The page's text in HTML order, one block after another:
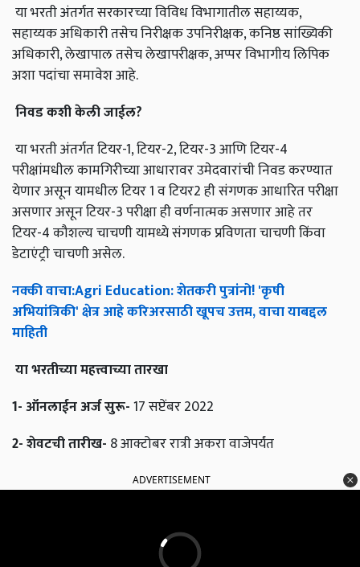
या भरती अंतर्गत सरकारच्या विविध विभागातील सहाय्यक,
सहाय्यक अधिकारी तसेच निरीक्षक उपनिरीक्षक, कनिष्ठ सांख्यिकी
अधिकारी, लेखापाल तसेच लेखापरीक्षक, अप्पर विभागीय लिपिक
अशा पदांचा समावेश आहे.
निवडकशीकेलीजाईल?
या भरती अंतर्गत टियर-1, टियर-2, टियर-3 आणि टियर-4
परीक्षांमधील कामगिरीच्या आधारावर उमेदवारांची निवड करण्यात
येणार असून यामधील टियर 1 व टियर2 ही संगणक आधारित परीक्षा
असणार असून टियर-3 परीक्षा ही वर्णनात्मक असणार आहे तर
टियर-4 कौशल्य चाचणी यामध्ये संगणक प्रविणता चाचणी किंवा
डेटाएंट्री चाचणी असेल.
नक्कीवाचा:Agri Education:शेतकरीपुत्रांनो! 'कृषी
अभियांत्रिकी'क्षेत्रआहेकरिअरसाठीखूपचउत्तम,वाचायाबद्दल
माहिती
याभरतीच्यामहत्त्वाच्यातारखा
1-ऑनलाईनअर्जसुरू-17 सप्टेंबर 2022
2-शेवटचीतारीख- 8 आक्टोबर रात्री अकरा वाजेपर्यंत
ADVERTISEMENT